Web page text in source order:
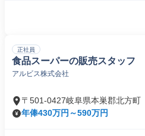
正社員
食品スーパーの販売スタッフ
アルビス株式会社
〒501-0427岐阜県本巣郡北方町
年俸430万円～590万円